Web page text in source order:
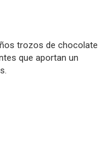
trozos de chocolate
que aportan un